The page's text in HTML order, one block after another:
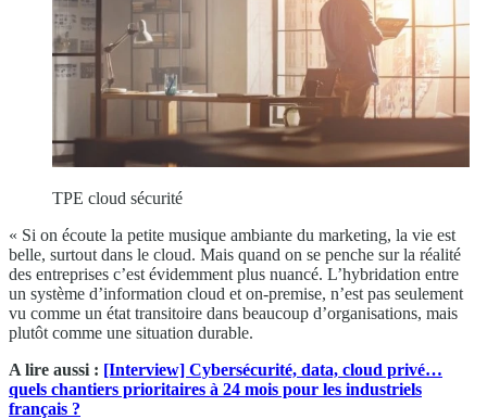
TPE cloud sécurité
« Si on écoute la petite musique ambiante du marketing, la vie est
belle, surtout dans le cloud. Mais quand on se penche sur la réalité
des entreprises c’est évidemment plus nuancé. L’hybridation entre
un système d’information cloud et on-premise, n’est pas seulement
vu comme un état transitoire dans beaucoup d’organisations, mais
plutôt comme une situation durable.
A lire aussi : [Interview] Cybersécurité, data, cloud privé…
quels chantiers prioritaires à 24 mois pour les industriels
français ?